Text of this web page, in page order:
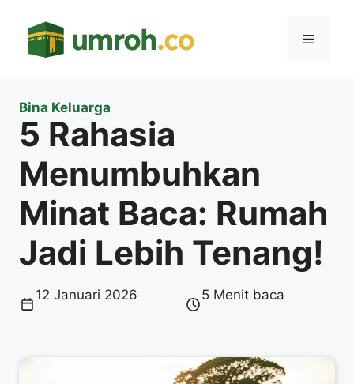
Menu
Bina Keluarga
5 Rahasia
Menumbuhkan
Minat Baca: Rumah
Jadi Lebih Tenang!
12 Januari 2026 5 Menit baca